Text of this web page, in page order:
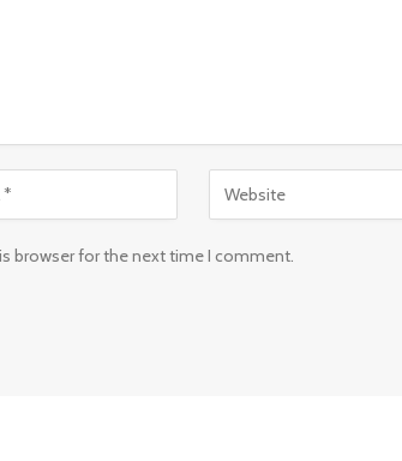
browser for the next time I comment.